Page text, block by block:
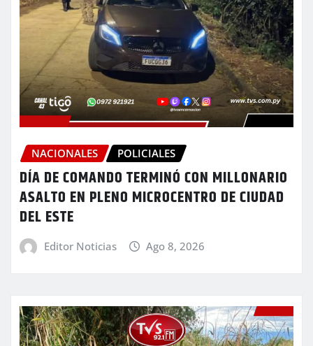
NACIONALES POLICIALES
DÍA DE COMANDO TERMINÓ CON MILLONARIO
ASALTO EN PLENO MICROCENTRO DE CIUDAD
DEL ESTE
Editor Noticias Ago 8, 2026